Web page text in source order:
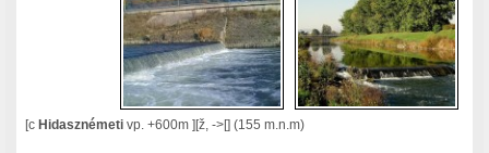
[c Hidasznémetivp. +600m ][ž, ->[] (155 m.n.m)